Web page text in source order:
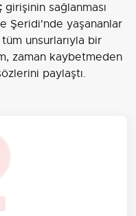
girişinin sağlanması
Şeridi'nde yaşananlar
unsurlarıyla bir
zaman kaybetmeden
paylaştı.